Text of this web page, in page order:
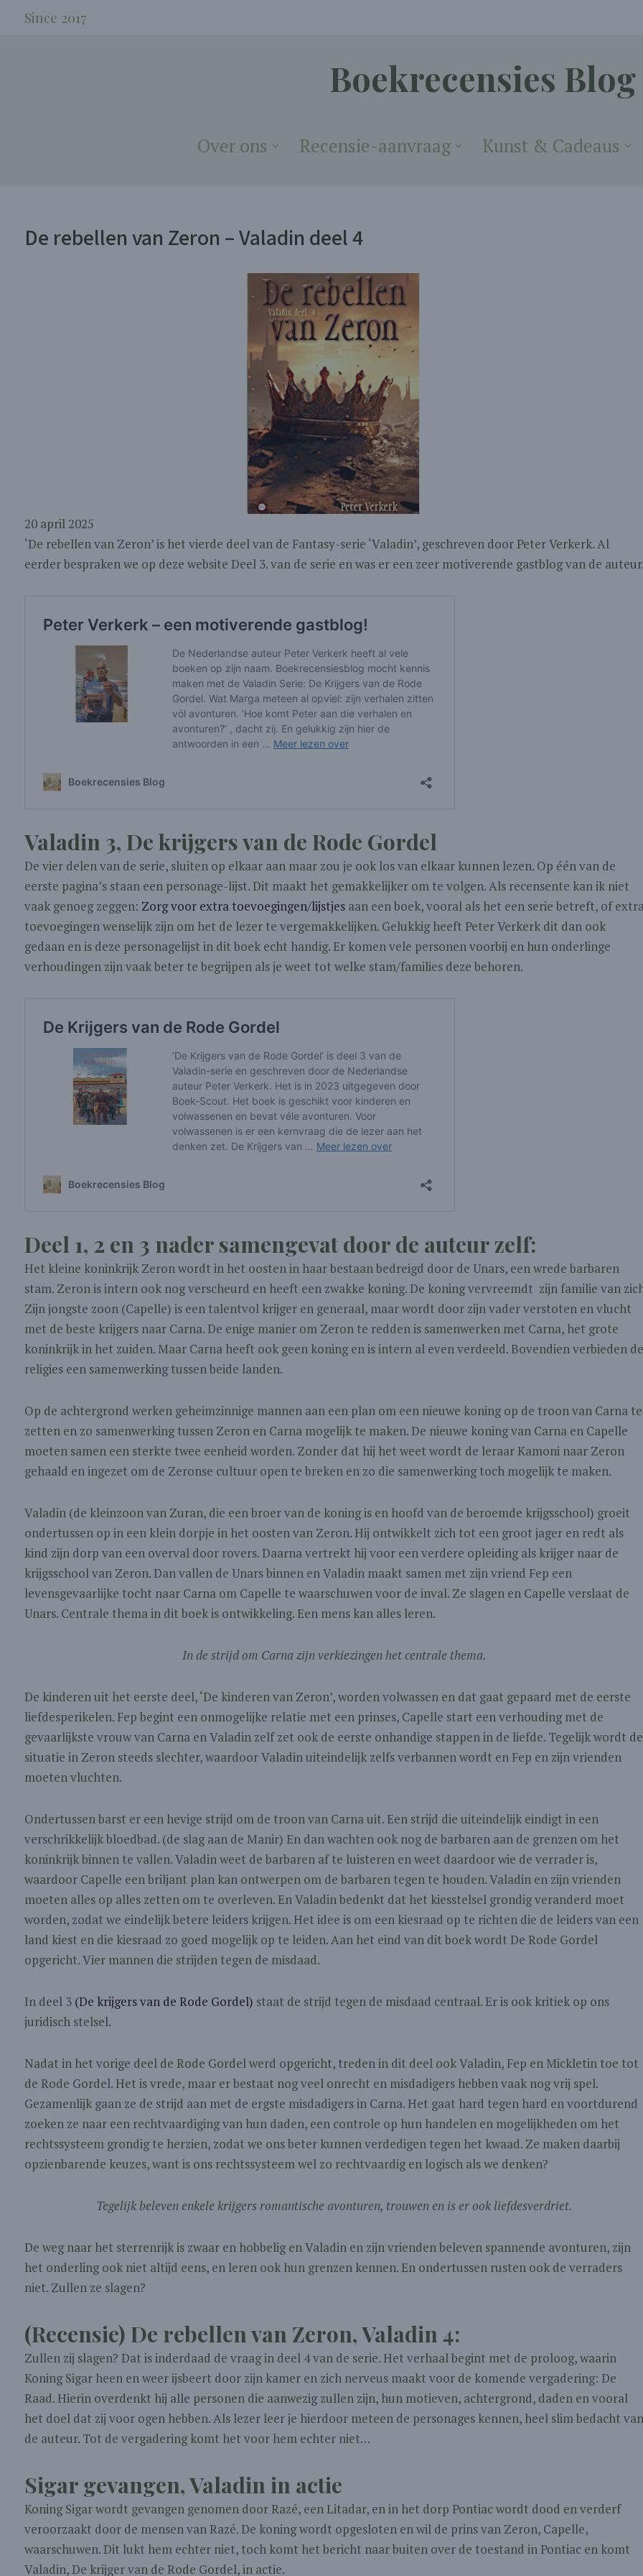
Since 2017
Boekrecensies Blog
Over ons Recensie-aanvraag Kunst & Cadeaus
De rebellen van Zeron – Valadin deel 4
20 april 2025
‘De rebellen van Zeron’ is het vierde deel van de Fantasy-serie ‘Valadin’, geschreven door Peter Verkerk. Al
eerder bespraken we op deze website Deel 3. van de serie en was er een zeer motiverende gastblog van de
Valadin 3, De krijgers van de Rode Gordel
De vier delen van de serie, sluiten op elkaar aan maar zou je ook los van elkaar kunnen lezen. Op één van de
eerste pagina’s staan een personage-lijst. Dit maakt het gemakkelijker om te volgen. Als recensente kan ik niet
vaak genoeg zeggen: Zorg voor extra toevoegingen/lijstjesaan een boek, vooral als het een serie betreft, of
toevoegingen wenselijk zijn om het de lezer te vergemakkelijken. Gelukkig heeft Peter Verkerk dit dan ook
gedaan en is deze personagelijst in dit boek echt handig. Er komen vele personen voorbij en hun onderlinge
verhoudingen zijn vaak beter te begrijpen als je weet tot welke stam/families deze behoren.
Deel 1, 2 en 3 nader samengevat door de auteur zelf:
Het kleine koninkrijk Zeron wordt in het oosten in haar bestaan bedreigd door de Unars, een wrede barbaren
stam. Zeron is intern ook nog verscheurd en heeft een zwakke koning. De koning vervreemdt zijn familie van
Zijn jongste zoon (Capelle) is een talentvol krijger en generaal, maar wordt door zijn vader verstoten en vlucht
met de beste krijgers naar Carna. De enige manier om Zeron te redden is samenwerken met Carna, het grote
koninkrijk in het zuiden. Maar Carna heeft ook geen koning en is intern al even verdeeld. Bovendien verbieden de
religies een samenwerking tussen beide landen.
Op de achtergrond werken geheimzinnige mannen aan een plan om een nieuwe koning op de troon van Carna te
zetten en zo samenwerking tussen Zeron en Carna mogelijk te maken. De nieuwe koning van Carna en Capelle
moeten samen een sterkte twee eenheid worden. Zonder dat hij het weet wordt de leraar Kamoni naar Zeron
gehaald en ingezet om de Zeronse cultuur open te breken en zo die samenwerking toch mogelijk te maken.
Valadin (de kleinzoon van Zuran, die een broer van de koning is en hoofd van de beroemde krijgsschool) groeit
ondertussen op in een klein dorpje in het oosten van Zeron. Hij ontwikkelt zich tot een groot jager en redt als
kind zijn dorp van een overval door rovers. Daarna vertrekt hij voor een verdere opleiding als krijger naar de
krijgsschool van Zeron. Dan vallen de Unars binnen en Valadin maakt samen met zijn vriend Fep een
levensgevaarlijke tocht naar Carna om Capelle te waarschuwen voor de inval. Ze slagen en Capelle verslaat de
Unars. Centrale thema in dit boek is ontwikkeling. Een mens kan alles leren.
In de strijd om Carna zijn verkiezingen het centrale thema.
De kinderen uit het eerste deel, ‘De kinderen van Zeron’, worden volwassen en dat gaat gepaard met de eerste
liefdesperikelen. Fep begint een onmogelijke relatie met een prinses, Capelle start een verhouding met de
gevaarlijkste vrouw van Carna en Valadin zelf zet ook de eerste onhandige stappen in de liefde. Tegelijk wordt de
situatie in Zeron steeds slechter, waardoor Valadin uiteindelijk zelfs verbannen wordt en Fep en zijn vrienden
moeten vluchten.
Ondertussen barst er een hevige strijd om de troon van Carna uit. Een strijd die uiteindelijk eindigt in een
verschrikkelijk bloedbad. (de slag aan de Manir) En dan wachten ook nog de barbaren aan de grenzen om het
koninkrijk binnen te vallen. Valadin weet de barbaren af te luisteren en weet daardoor wie de verrader is,
waardoor Capelle een briljant plan kan ontwerpen om de barbaren tegen te houden. Valadin en zijn vrienden
moeten alles op alles zetten om te overleven. En Valadin bedenkt dat het kiesstelsel grondig veranderd moet
worden, zodat we eindelijk betere leiders krijgen. Het idee is om een kiesraad op te richten die de leiders van een
land kiest en die kiesraad zo goed mogelijk op te leiden. Aan het eind van dit boek wordt De Rode Gordel
opgericht. Vier mannen die strijden tegen de misdaad.
In deel 3(De krijgers van de Rode Gordel) staat de strijd tegen de misdaad centraal. Er is ook kritiek op ons
juridisch stelsel.
Nadat in het vorige deel de Rode Gordel werd opgericht, treden in dit deel ook Valadin, Fep en Mickletin toe tot
de Rode Gordel. Het is vrede, maar er bestaat nog veel onrecht en misdadigers hebben vaak nog vrij spel.
Gezamenlijk gaan ze de strijd aan met de ergste misdadigers in Carna. Het gaat hard tegen hard en voortdurend
zoeken ze naar een rechtvaardiging van hun daden, een controle op hun handelen en mogelijkheden om het
rechtssysteem grondig te herzien, zodat we ons beter kunnen verdedigen tegen het kwaad. Ze maken daarbij
opzienbarende keuzes, want is ons rechtssysteem wel zo rechtvaardig en logisch als we denken?
Tegelijk beleven enkele krijgers romantische avonturen, trouwen en is er ook liefdesverdriet.
De weg naar het sterrenrijk is zwaar en hobbelig en Valadin en zijn vrienden beleven spannende avonturen, zijn
het onderling ook niet altijd eens, en leren ook hun grenzen kennen. En ondertussen rusten ook de verraders
niet. Zullen ze slagen?
(Recensie) De rebellen van Zeron, Valadin 4:
Zullen zij slagen? Dat is inderdaad de vraag in deel 4 van de serie. Het verhaal begint met de proloog, waarin
Koning Sigar heen en weer ijsbeert door zijn kamer en zich nerveus maakt voor de komende vergadering: De
Raad. Hierin overdenkt hij alle personen die aanwezig zullen zijn, hun motieven, achtergrond, daden en vooral
het doel dat zij voor ogen hebben. Als lezer leer je hierdoor meteen de personages kennen, heel slim bedacht van
de auteur. Tot de vergadering komt het voor hem echter niet…
Sigar gevangen, Valadin in actie
Koning Sigar wordt gevangen genomen door Razé, een Litadar, en in het dorp Pontiac wordt dood en verderf
veroorzaakt door de mensen van Razé. De koning wordt opgesloten en wil de prins van Zeron, Capelle,
waarschuwen. Dit lukt hem echter niet, toch komt het bericht naar buiten over de toestand in Pontiac en komt
Valadin, De krijger van de Rode Gordel, in actie.